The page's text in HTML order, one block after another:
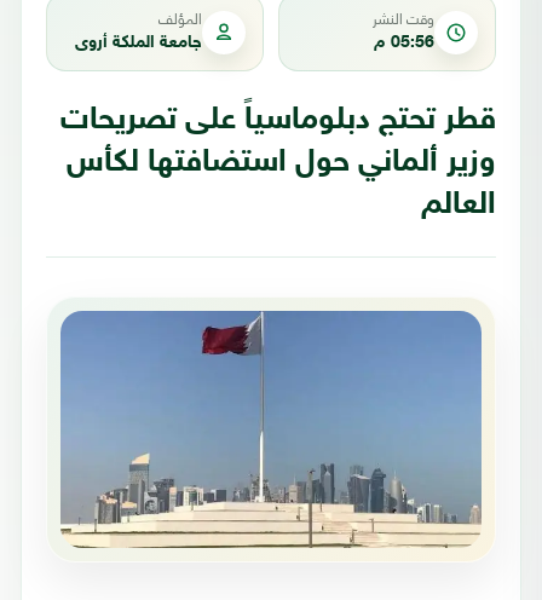
وقت النشر
05:56 م
المؤلف
جامعة الملكة أروى
قطر تحتج دبلوماسياً على تصريحات
وزير ألماني حول استضافتها لكأس
العالم